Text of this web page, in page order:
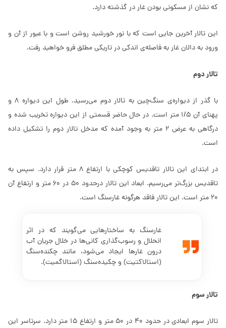
که نشان از مسکونی بودن غار در گذشته دارد.
این تالار آخرین جایی است که با نور خورشید روشن است و با عبور از آن و
ورود به دالان غار به فاصله‌ی اندکی در تاریکی مطلق فرو خواهید رفت.
تالار دوم
با گذر از دیواره‌ی سنگ‌چین به تالار دوم می‌رسید. طول این دیواره 8 و
پهنای آن 1/5 متر است. در حال حاضر قسمتی از این دیواره تخریب شده و
درگاهی به عرض 2 متر به وجود آمده که مدخل تالار دوم را تشکیل داده
است.
در ابتدای این تالار تاقدیس کوچکی با ارتفاع 8 متر قرار دارد. سپس به
تاقدیس بزرگ‌تر می‌رسیم. ابعاد این تالار درحدود 50 در 60 متر و ارتفاع آن
20 متر است. این تالار فاقد هرگونه غارسنگ است.
غارسنگ‌ به ساختارهایی می‌گویند که در اثر
انحلال و رسوب‌گذاری کانی‌ها در خلال جریان آب
درون غار‌ها ایجاد می‌شود، مانند چکنده‌سنگ
(استالاکتیت) و چکیده‌سنگ (استالاگمیت).
تالار سوم
تالار سوم ابعادی در حدود 40 در 50 متر و ارتفاع 15 متر دارد. سرتاسر این